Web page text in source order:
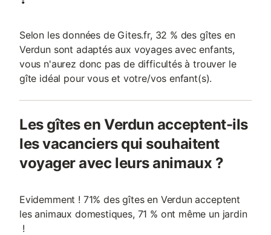
Selon les données de Gites.fr, 32 % des gîtes en
Verdun sont adaptés aux voyages avec enfants,
vous n'aurez donc pas de difficultés à trouver le
gîte idéal pour vous et votre/vos enfant(s).
Les gîtes en Verdun acceptent-ils
les vacanciers qui souhaitent
voyager avec leurs animaux ?
Evidemment ! 71% des gîtes en Verdun acceptent
les animaux domestiques, 71 % ont même un jardin
!